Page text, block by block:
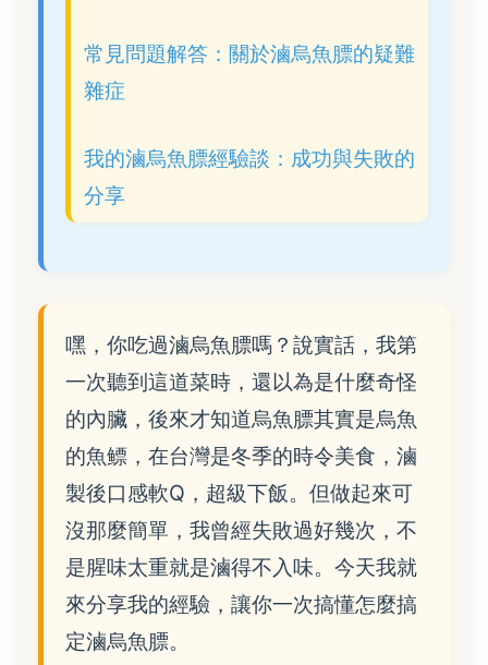
常見問題解答：關於滷烏魚膘的疑難
雜症
我的滷烏魚膘經驗談：成功與失敗的
分享
嘿，你吃過滷烏魚膘嗎？說實話，我第
一次聽到這道菜時，還以為是什麼奇怪
的內臟，後來才知道烏魚膘其實是烏魚
的魚鳔，在台灣是冬季的時令美食，滷
製後口感軟Q，超級下飯。但做起來可
沒那麼簡單，我曾經失敗過好幾次，不
是腥味太重就是滷得不入味。今天我就
來分享我的經驗，讓你一次搞懂怎麼搞
定滷烏魚膘。